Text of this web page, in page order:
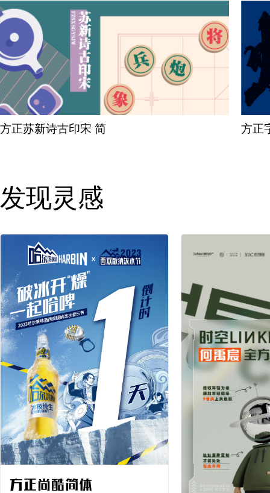
方正苏新诗古印宋 简 方正
发现灵感
方正尚酷简体